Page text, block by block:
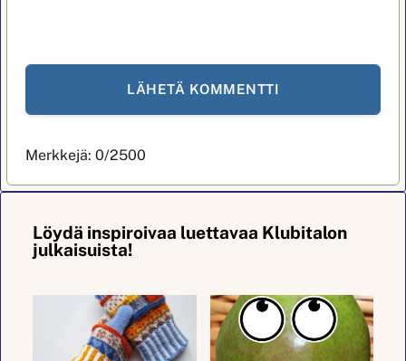
Merkkejä:0/2500
Löydä inspiroivaa luettavaa Klubitalon
julkaisuista!